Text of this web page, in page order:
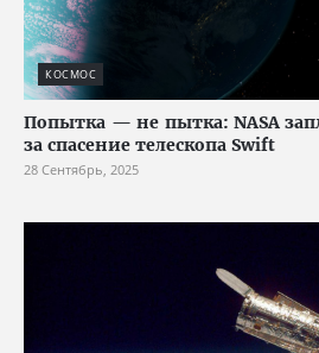
КОСМОС
Попытка — не пытка: NASA
за спасение телескопа Swift
28 Сентябрь, 2025